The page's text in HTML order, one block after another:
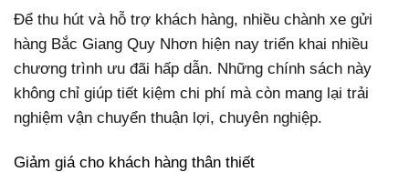
Để thu hút và hỗ trợ khách hàng, nhiều chành xe gửi
hàng Bắc Giang Quy Nhơn hiện nay triển khai nhiều
chương trình ưu đãi hấp dẫn. Những chính sách này
không chỉ giúp tiết kiệm chi phí mà còn mang lại trải
nghiệm vận chuyển thuận lợi, chuyên nghiệp.
Giảm giá cho khách hàng thân thiết